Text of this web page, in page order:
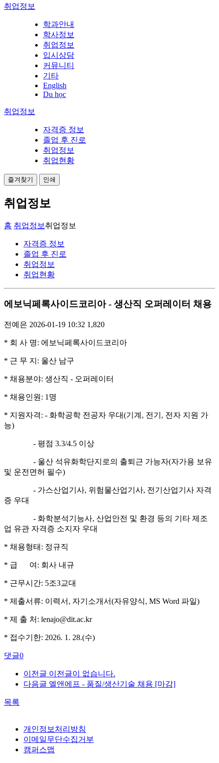
취업정보
학과안내
학사정보
취업정보
입시상담
커뮤니티
기타
English
Du học
취업정보
자격증 정보
졸업 후 진로
취업정보
취업현황
즐겨찾기 인쇄
취업정보
홈 취업정보 취업정보
자격증 정보
졸업 후 진로
취업정보
취업현황
에보닉페록사이드코리아 - 생산직 오퍼레이터 채용
전예은 2026-01-19 10:32 1,820
* 회 사 명: 에보닉페록사이드코리아
* 근 무 지: 울산 남구
* 채용분야: 생산직 - 오퍼레이터
* 채용인원: 1명
* 지원자격: - 화학공학 전공자 우대(기계, 전기, 전자 지원 가
능)
- 평점 3.3/4.5 이상
- 울산 석유화학단지로의 출퇴근 가능자(자가용 보유
및 운전면허 필수)
- 가스산업기사, 위험물산업기사, 전기산업기사 자격
증 우대
- 화학분석기능사, 산업안전 및 환경 등의 기타 제조
업 유관 자격증 소지자 우대
* 채용형태: 정규직
* 급 여: 회사 내규
* 근무시간: 5조3교대
* 제출서류: 이력서, 자기소개서(자유양식, MS Word 파일)
* 제 출 처: lenajo@dit.ac.kr
* 접수기한: 2026. 1. 28.(수)
댓글0
이전글 이전글이 없습니다.
다음글 엘앤에프 - 품질/생산기술 채용 [마감]
목록
개인정보처리방침
이메일무단수집거부
캠퍼스맵